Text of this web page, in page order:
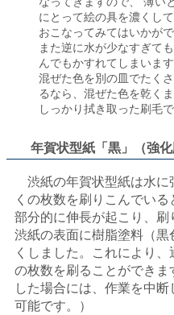
にとって絵の具を濃くし
おこなってみてはいかが
また逆に水が少なすぎて
んでもかすれてしまいます
混ぜた色を別の皿でたく
るなら、混ぜた色を乾く
しっかり拭き取った刷毛
年賀状型紙「黒」（強
渋紙の年賀状型紙は水に
くの枚数を刷りこんでい
部分的に伸長が起こり、刷
渋紙の表面に樹脂塗料（黒
くしました。これにより
の枚数を刷ることができ
した場合には、作業を中
可能です。）